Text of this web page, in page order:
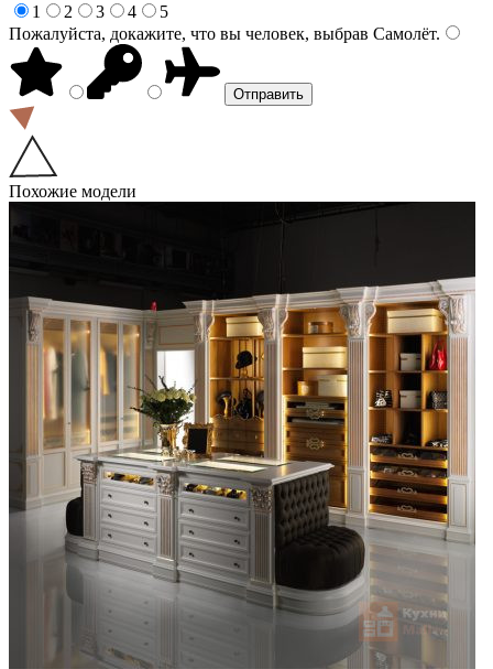
1
2 3 4
5
Пожалуйста, докажите, что вы человек, выбрав Самолёт.
Похожие модели